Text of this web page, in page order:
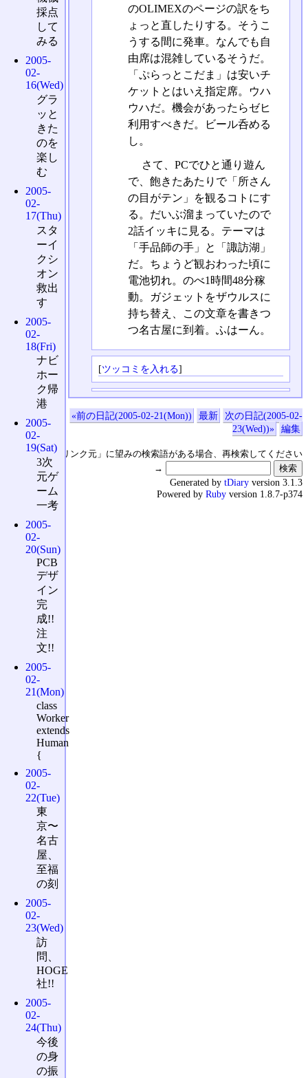
のOLIMEXのページの訳をち
ょっと直したりする。そうこ
うする間に発車。なんでも自
由席は混雑しているそうだ。
「ぷらっとこだま」は安いチ
ケットとはいえ指定席。ウハ
ウハだ。機会があったらゼヒ
利用すべきだ。ビール呑める
し。
さて、PCでひと通り遊ん
で、飽きたあたりで「所さん
の目がテン」を観るコトにす
る。だいぶ溜まっていたので
2話イッキに見る。テーマは
「手品師の手」と「諏訪湖」
だ。ちょうど観おわった頃に
電池切れ。のべ1時間48分稼
動。ガジェットをザウルスに
持ち替え、この文章を書きつ
つ名古屋に到着。ふはーん。
[ツッコミを入れる]
«前の日記(2005-02-21(Mon)) 最新
次の日記(2005-02-
23(Wed))»
編集
↑の「本日のリンク元」に望みの検索語がある場合、再検索してください
→
採点
して
みる
2005-
02-
16(Wed)
グラ
ッと
きた
のを
楽し
む
2005-
02-
17(Thu)
スタ
ーイ
クシ
オン
救出
す
2005-
02-
18(Fri)
ナビ
ホー
ク帰
港
2005-
02-
19(Sat)
3次
元ゲ
ーム
一考
2005-
02-
20(Sun)
PCB
デザ
イン
完
成!!
注
文!!
2005-
02-
21(Mon)
class
Worker
extends
Human
{
2005-
02-
22(Tue)
東
京〜
名古
屋、
至福
の刻
2005-
02-
23(Wed)
訪
問、
HOGE
社!!
2005-
02-
24(Thu)
今後
の身
の振
Generated by tDiary version 3.1.3
Powered by Ruby version 1.8.7-p374